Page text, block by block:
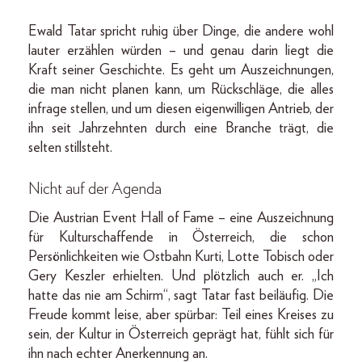
Ewald Tatar spricht ruhig über Dinge, die andere wohl
lauter erzählen würden – und genau darin liegt die
Kraft seiner Geschichte. Es geht um Auszeichnungen,
die man nicht planen kann, um Rückschläge, die alles
infrage stellen, und um diesen eigenwilligen Antrieb, der
ihn seit Jahrzehnten durch eine Branche trägt, die
selten stillsteht.
Nicht auf der Agenda
Die Austrian Event Hall of Fame – eine Auszeichnung
für Kulturschaffende in Österreich, die schon
Persönlichkeiten wie Ostbahn Kurti, Lotte Tobisch oder
Gery Keszler erhielten. Und plötzlich auch er. „Ich
hatte das nie am Schirm“, sagt Tatar fast beiläufig. Die
Freude kommt leise, aber spürbar: Teil eines Kreises zu
sein, der Kultur in Österreich geprägt hat, fühlt sich für
ihn nach echter Anerkennung an.